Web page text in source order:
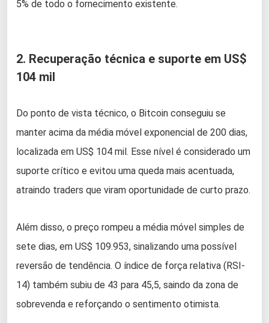
5% de todo o fornecimento existente.
2. Recuperação técnica e suporte em US$
104 mil
Do ponto de vista técnico, o Bitcoin conseguiu se
manter acima da média móvel exponencial de 200 dias,
localizada em US$ 104 mil. Esse nível é considerado um
suporte crítico e evitou uma queda mais acentuada,
atraindo traders que viram oportunidade de curto prazo.
Além disso, o preço rompeu a média móvel simples de
sete dias, em US$ 109.953, sinalizando uma possível
reversão de tendência. O índice de força relativa (RSI-
14) também subiu de 43 para 45,5, saindo da zona de
sobrevenda e reforçando o sentimento otimista.